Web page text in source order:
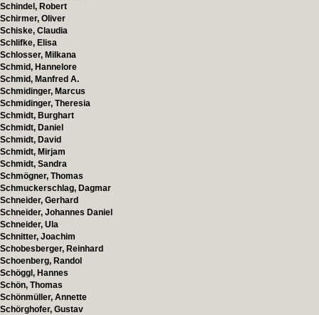
Schindel, Robert
Schirmer, Oliver
Schiske, Claudia
Schlifke, Elisa
Schlosser, Milkana
Schmid, Hannelore
Schmid, Manfred A.
Schmidinger, Marcus
Schmidinger, Theresia
Schmidt, Burghart
Schmidt, Daniel
Schmidt, David
Schmidt, Mirjam
Schmidt, Sandra
Schmögner, Thomas
Schmuckerschlag, Dagmar
Schneider, Gerhard
Schneider, Johannes Daniel
Schneider, Ula
Schnitter, Joachim
Schobesberger, Reinhard
Schoenberg, Randol
Schöggl, Hannes
Schön, Thomas
Schönmüller, Annette
Schörghofer, Gustav